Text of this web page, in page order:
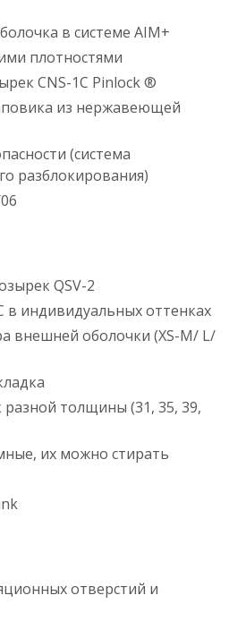
в системе AIM+
плотностями
CNS-1C Pinlock ®
из нержавеющей
(система
разблокирования)
QSV-2
в индивидуальных оттенках
внешней оболочки (XS-M/ L/
толщины (31, 35, 39,
их можно стирать
отверстий и